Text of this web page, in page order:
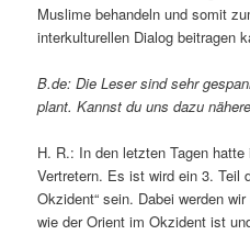
Muslime behandeln und somit
interkulturellen Dialog beitragen
B.de: Die Leser sind sehr
plant. Kannst du uns dazu
H. R.: In den letzten Tagen
Vertretern. Es ist wird ein 3. Teil
Okzident“ sein. Dabei werden
wie der Orient im Okzident ist